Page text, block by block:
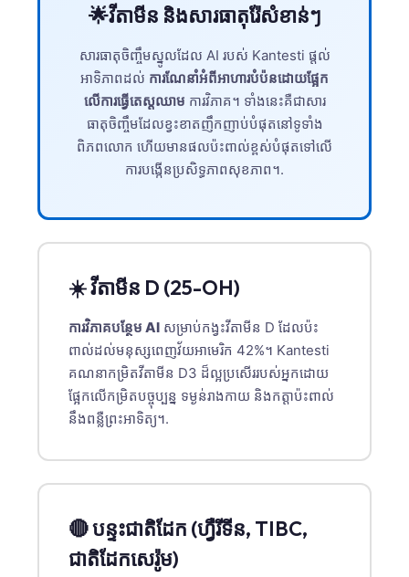
🌟វីតាមីន និងសារធាតុរ៉ែសំខាន់ៗ
សារធាតុចិញ្ចឹមស្នូលដែល AI របស់ Kantesti ផ្តល់
អាទិភាពដល់ ការណែនាំអំពីអាហារបំប៉នដោយផ្អែក
លើការធ្វើតេស្តឈាម ការវិភាគ។ ទាំងនេះគឺជាសារ
ធាតុចិញ្ចឹមដែលខ្វះខាតញឹកញាប់បំផុតនៅទូទាំង
ពិភពលោក ហើយមានផលប៉ះពាល់ខ្ពស់បំផុតទៅលើ
ការបង្កើនប្រសិទ្ធភាពសុខភាព។.
☀️ វីតាមីន D (25-OH)
ការវិភាគបន្ថែម AI សម្រាប់កង្វះវីតាមីន D ដែលប៉ះ
ពាល់ដល់មនុស្សពេញវ័យអាមេរិក 42%។ Kantesti
គណនាកម្រិតវីតាមីន D3 ដ៏ល្អប្រសើររបស់អ្នកដោយ
ផ្អែកលើកម្រិតបច្ចុប្បន្ន ទម្ងន់រាងកាយ និងកត្តាប៉ះពាល់
នឹងពន្លឺព្រះអាទិត្យ។.
🔴 បន្ទះជាតិដែក (ហ្វឺរីទីន, TIBC,
ជាតិដែកសេរ៉ូម)
አማርኛ
Українська
Català
Suomi
Hrvatski
Slovenčina
پښتو
සිංහල
Latviešu valoda
Македонски јазик
Euskara
Occitan